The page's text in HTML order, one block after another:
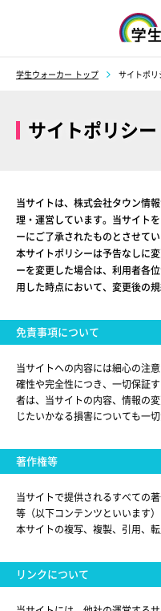
学生ウォーカー トップ サイトポリ
サイトポリシー
当サイトは、株式会社タウン情
理・運営しています。当サイト
ーにご了承されたものとさせてい
本サイトポリシーは予告なしに
ーを変更した場合は、利用者各
用した時点において、変更後の
免責事項について
当サイトへの内容には細心の注
確性や完全性につき、一切保証
者は、当サイトの内容、情報の
じたいかなる損害についても一
著作権等
当サイトで提供されるすべての
等（以下コンテンツといいます
本サイトの複写、複製、引用、
リンクについて